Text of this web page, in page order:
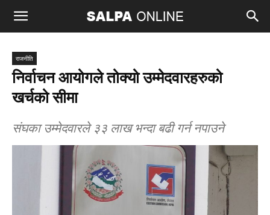
राजनीति
निर्वाचन आयोगले तोक्यो उम्मेदवारहरुको
खर्चको सीमा
संघका उम्मेदवारले ३३ लाख भन्दा बढी गर्न नपाउने